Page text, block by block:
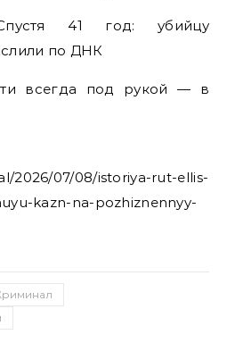
41 год: убийцу
по ДНК
всегда под рукой — в
2026/07/08/istoriya-rut-ellis-
kazn-na-pozhiznennyy-